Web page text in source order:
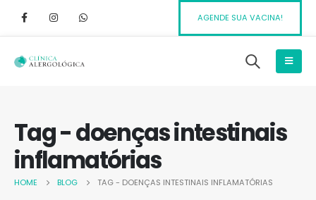
AGENDE SUA VACINA!
Tag - doenças intestinais
inflamatórias
HOME BLOG TAG - DOENÇAS INTESTINAIS INFLAMATÓRIAS